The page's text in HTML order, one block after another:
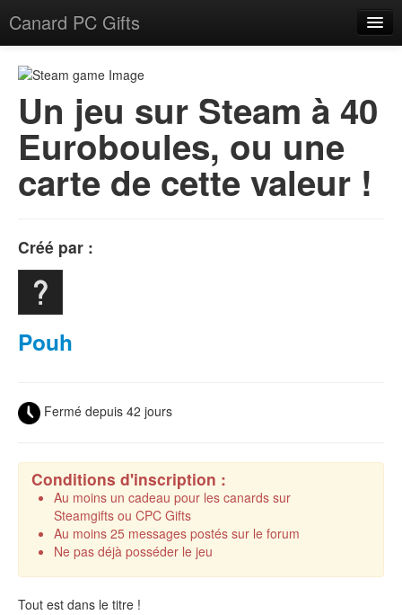
Canard PC Gifts
Connexion
Un jeu sur Steam à 40
Euroboules, ou une
carte de cette valeur !
Créé par :
Pouh
Fermé depuis 42 jours
Conditions d'inscription :
Au moins un cadeau pour les canards sur
Steamgifts ou CPC Gifts
Au moins 25 messages postés sur le forum
Ne pas déjà posséder le jeu
Tout est dans le titre !